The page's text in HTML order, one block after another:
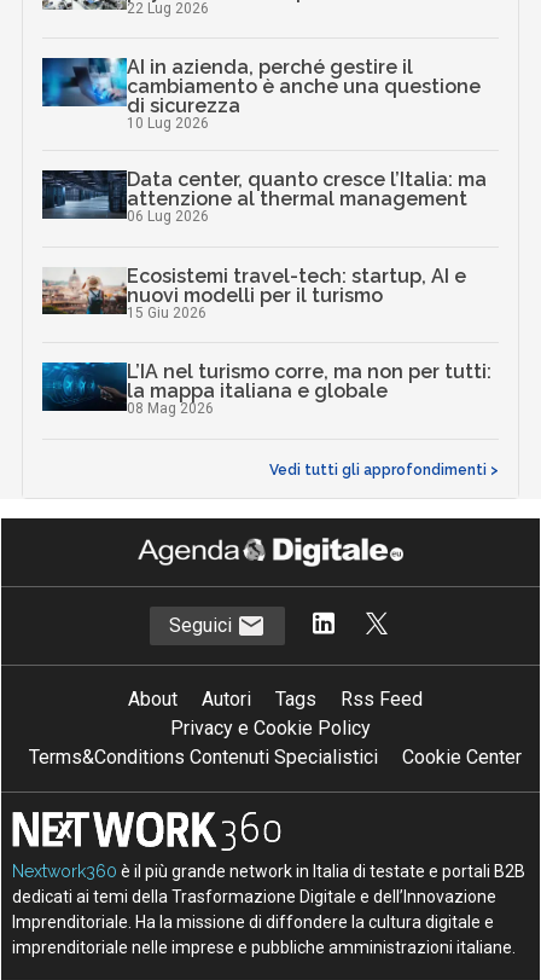
22 Lug 2026
AI in azienda, perché gestire il
cambiamento è anche una questione
di sicurezza
10 Lug 2026
Data center, quanto cresce l’Italia: ma
attenzione al thermal management
06 Lug 2026
Ecosistemi travel-tech: startup, AI e
nuovi modelli per il turismo
15 Giu 2026
L’IA nel turismo corre, ma non per tutti:
la mappa italiana e globale
08 Mag 2026
Vedi tutti gli approfondimenti >
Seguici
About Autori Tags
Rss Feed
Privacy e Cookie Policy
Terms&Conditions Contenuti Specialistici
Cookie Center
Nextwork360 è il più grande network in Italia di testate e portali B2B
dedicati ai temi della Trasformazione Digitale e dell’Innovazione
Imprenditoriale. Ha la missione di diffondere la cultura digitale e
imprenditoriale nelle imprese e pubbliche amministrazioni italiane.